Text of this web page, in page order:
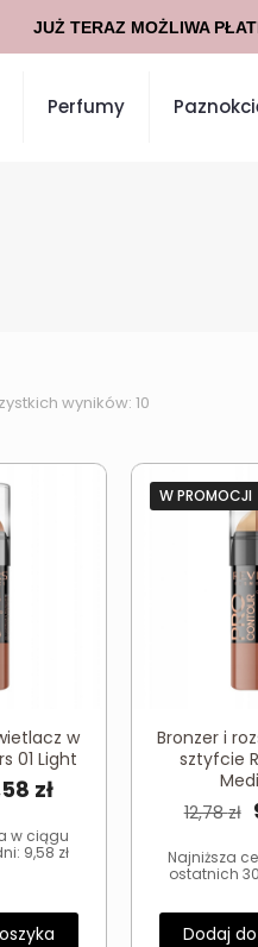
Perfumy
wyników: 10
w
01 Light
złAktualna
wynosi:
w ciągu
9,58 zł
W PROMOCJI
Bronzer i
sztyfcie
12,78zł
Najniższa
ostatnich
Dodaj
JUŻ TERAZ MOŻLIWA